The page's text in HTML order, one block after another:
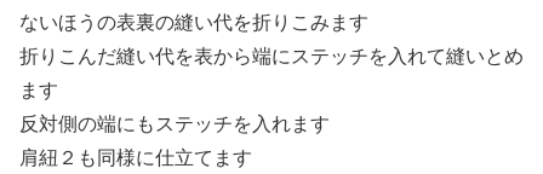
ないほうの表裏の縫い代を折りこみます
折りこんだ縫い代を表から端にステッチを入れて縫いとめ
ます
反対側の端にもステッチを入れます
肩紐２も同様に仕立てます